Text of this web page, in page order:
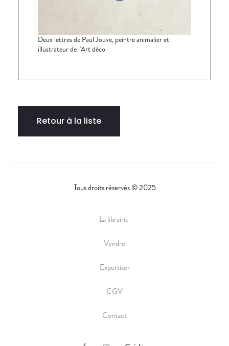
Deux lettres de Paul Jouve, peintre animalier et
illustrateur de l'Art déco
Retour à la liste
Tous droits réservés © 2025
La librairie
Vendre
Expertiser
CGV
Contact